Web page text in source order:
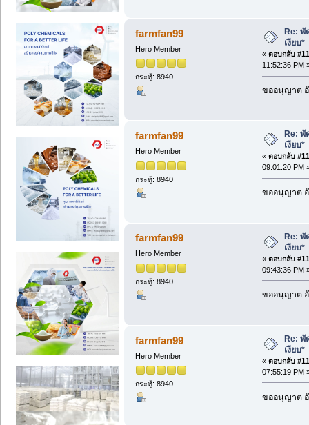
farmfan99
Hero Member
กระทู้: 8940
Re: พั
เงียบ*
« ตอบกลับ
11:52:36 PM
ขออนุญาต
farmfan99
Hero Member
กระทู้: 8940
Re: พั
เงียบ*
« ตอบกลับ
09:01:20 PM
ขออนุญาต
farmfan99
Hero Member
กระทู้: 8940
Re: พั
เงียบ*
« ตอบกลับ
09:43:36 PM
ขออนุญาต
farmfan99
Hero Member
กระทู้: 8940
Re: พั
เงียบ*
« ตอบกลับ
07:55:19 PM
ขออนุญาต